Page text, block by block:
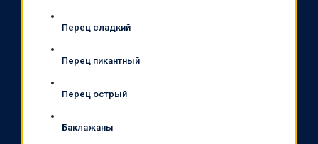
Перец сладкий
Перец пикантный
Перец острый
Баклажаны